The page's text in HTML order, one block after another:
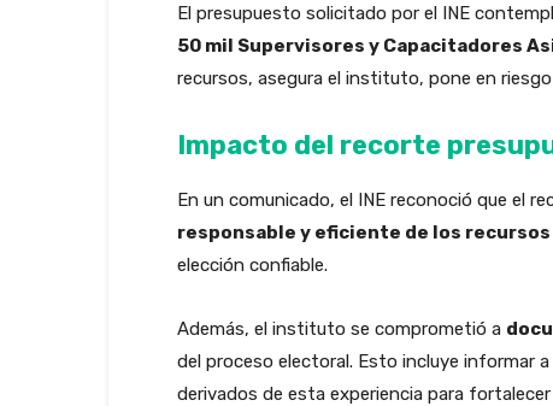
El presupuesto solicitado por el INE
50 mil Supervisores y Capacitadores
recursos, asegura el instituto, pone en
Impacto del recorte
En un comunicado, el INE reconoció que el
responsable y eficiente de los recursos
elección confiable.
Además, el instituto se comprometió a
del proceso electoral. Esto incluye informar
derivados de esta experiencia para